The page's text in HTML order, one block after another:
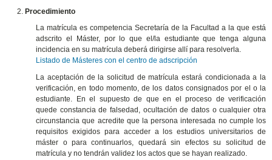
Procedimiento
La matrícula es competencia Secretaría de la Facultad a la que está
adscrito el Máster, por lo que el/la estudiante que tenga alguna
incidencia en su matrícula deberá dirigirse allí para resolverla.
Listado de Másteres con el centro de adscripción
La aceptación de la solicitud de matrícula estará condicionada a la
verificación, en todo momento, de los datos consignados por el o la
estudiante. En el supuesto de que en el proceso de verificación
quede constancia de falsedad, ocultación de datos o cualquier otra
circunstancia que acredite que la persona interesada no cumple los
requisitos exigidos para acceder a los estudios universitarios de
máster o para continuarlos, quedará sin efectos su solicitud de
matrícula y no tendrán validez los actos que se hayan realizado.